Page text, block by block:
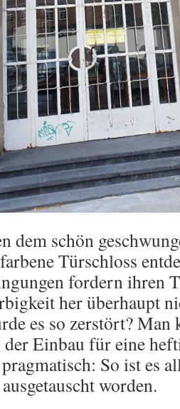
dem schön
Türschloss
fordern ihren
her überhaupt
es so zerstört? Man
der Einbau für eine
So ist es
worden.